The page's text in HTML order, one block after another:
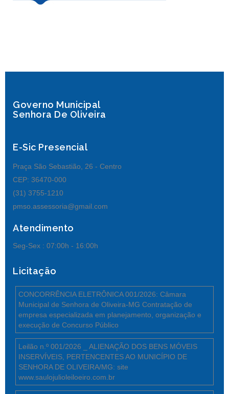
Governo Municipal
Senhora De Oliveira
E-Sic Presencial
Praça São Sebastião, 26 - Centro
CEP: 36470-000
(31) 3755-1210
pmso.assessoria@gmail.com
Atendimento
Seg-Sex : 07:00h - 16:00h
Licitação
CONCORRÊNCIA ELETRÔNICA 001/2026: Câmara
Municipal de Senhora de Oliveira-MG Contratação de
empresa especializada em planejamento, organização e
execução de Concurso Público
Leilão n.º 001/2026 _ ALIENAÇÃO DOS BENS MÓVEIS
INSERVÍVEIS, PERTENCENTES AO MUNICÍPIO DE
SENHORA DE OLIVEIRA/MG: site
www.saulojulioleiloeiro.com.br